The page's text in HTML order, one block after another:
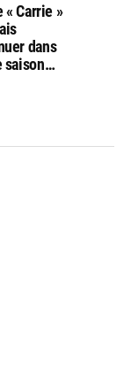
Carrie »
dans
saison…